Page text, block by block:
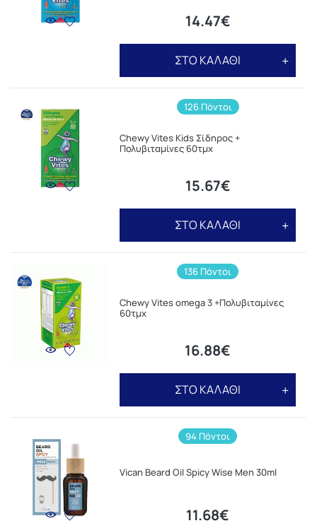
14.47€
ΣΤΟ ΚΑΛΑΘΙ
126 Πόντοι
Chewy Vites Kids Σίδηρος +
Πολυβιταμίνες 60τμχ
15.67€
ΣΤΟ ΚΑΛΑΘΙ
136 Πόντοι
Chewy Vites omega 3 +Πολυβιταμίνες
60τμχ
16.88€
ΣΤΟ ΚΑΛΑΘΙ
94 Πόντοι
Vican Beard Oil Spicy Wise Men 30ml
11.68€